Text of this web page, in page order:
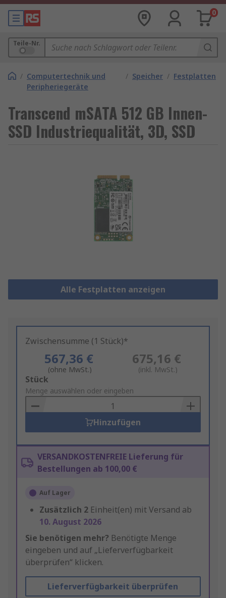
0
Teile-Nr.
/ Computertechnik und
Peripheriegeräte
/ Speicher / Festplatten
Transcend mSATA 512 GB Innen-
SSD Industriequalität, 3D, SSD
Alle Festplatten anzeigen
Zwischensumme (1 Stück)*
567,36 €
(ohne MwSt.)
675,16 €
(inkl. MwSt.)
Add
to
Basket
Stück
Menge auswählen oder eingeben
Hinzufügen
VERSANDKOSTENFREIE Lieferung für
Bestellungen ab 100,00 €
Auf Lager
Zusätzlich 2 Einheit(en) mit Versand ab
10. August 2026
Sie benötigen mehr? Benötigte Menge
eingeben und auf „Lieferverfügbarkeit
überprüfen“ klicken.
Lieferverfügbarkeit überprüfen